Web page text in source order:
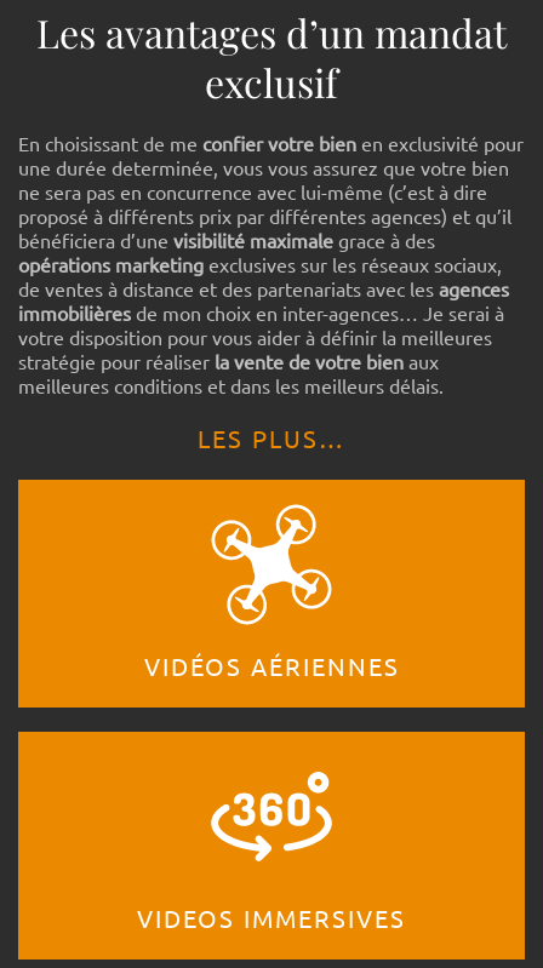
Les avantages d’un mandat
exclusif
En choisissant de me confier votre bien en exclusivité pour
une durée determinée, vous vous assurez que votre bien
ne sera pas en concurrence avec lui-même (c’est à dire
proposé à différents prix par différentes agences) et qu’il
bénéficiera d’une visibilité maximale grace à des
opérations marketing exclusives sur les réseaux sociaux,
de ventes à distance et des partenariats avec les agences
immobilières de mon choix en inter-agences… Je serai à
votre disposition pour vous aider à définir la meilleures
stratégie pour réaliser la vente de votre bien aux
meilleures conditions et dans les meilleurs délais.
LES PLUS…
VIDÉOS AÉRIENNES
VIDEOS IMMERSIVES